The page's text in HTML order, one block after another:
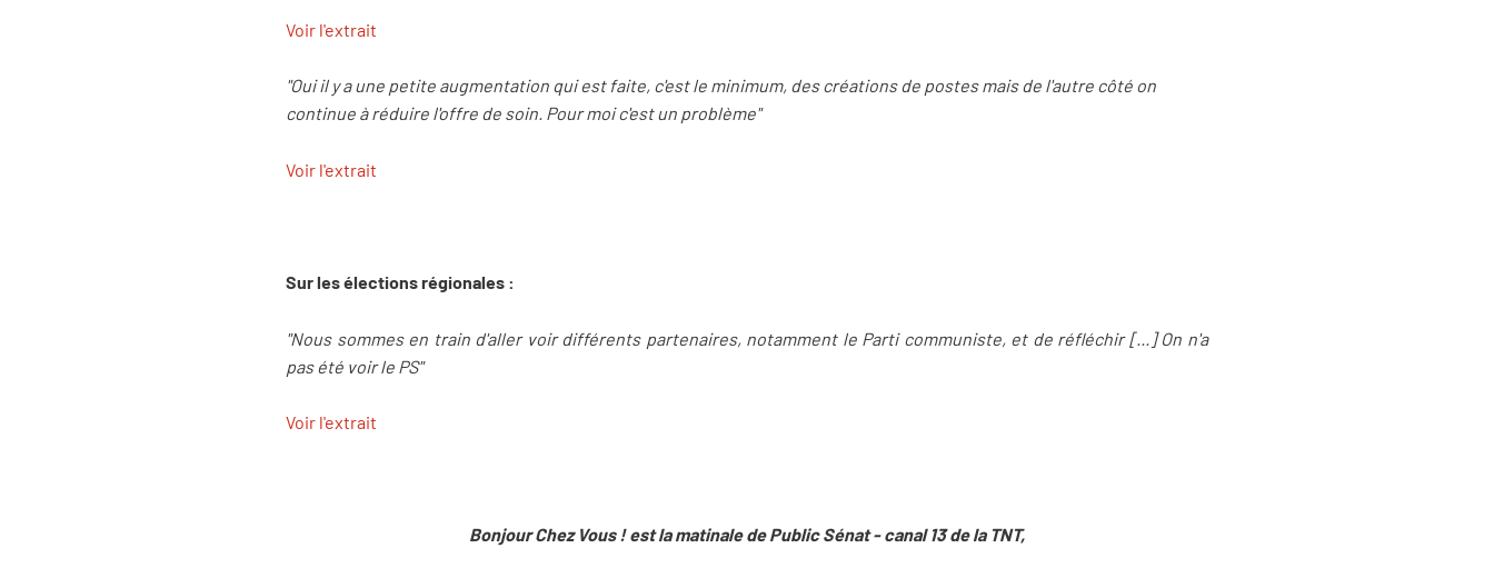
Voir l'extrait
"Oui il y a une petite augmentation qui est faite, c'est le minimum, des créations de postes mais de l'autre côté on
continue à réduire l'offre de soin. Pour moi c'est un problème"
Voir l'extrait
Sur les élections régionales :
"Nous sommes en train d'aller voir différents partenaires, notamment le Parti communiste, et de réfléchir [...] On n'a
pas été voir le PS"
Voir l'extrait
Bonjour Chez Vous ! est la matinale de Public Sénat - canal 13 de la TNT,